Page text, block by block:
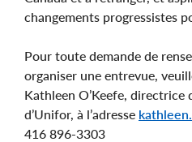
changements progressistes
Pour toute demande de
organiser une entrevue,
Kathleen O’Keefe, directrice
d’Unifor, à l’adresse
416 896-3303